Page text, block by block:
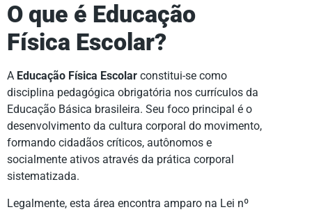
O que é Educação
Física Escolar?
A Educação Física Escolar constitui-se como
disciplina pedagógica obrigatória nos currículos da
Educação Básica brasileira. Seu foco principal é o
desenvolvimento da cultura corporal do movimento,
formando cidadãos críticos, autônomos e
socialmente ativos através da prática corporal
sistematizada.
Legalmente, esta área encontra amparo na Lei nº